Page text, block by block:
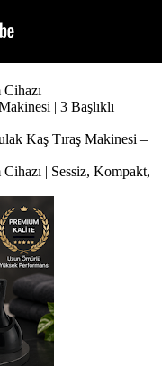
| 3 Başlıklı
Kaş Tıraş Makinesi –
| Sessiz, Kompakt,